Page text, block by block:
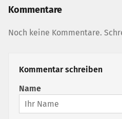
Kommentare
Noch keine Kommentare.
Kommentar schreiben
Name